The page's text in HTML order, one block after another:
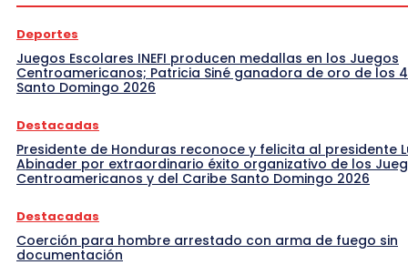
Deportes
Juegos Escolares INEFI producen medallas en los Juegos
Centroamericanos; Patricia Siné ganadora de oro de los
Santo Domingo 2026
Destacadas
Presidente de Honduras reconoce y felicita al presidente
Abinader por extraordinario éxito organizativo de los
Centroamericanos y del Caribe Santo Domingo 2026
Destacadas
Coerción para hombre arrestado con arma de fuego sin
documentación